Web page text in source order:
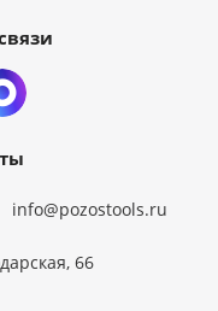
info@pozostools.ru
66